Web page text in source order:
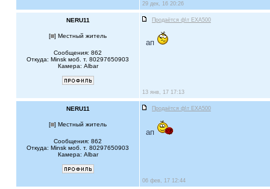
29 дек, 16 20:26
NERU11 Продаётся ф\т EXA500
[ ] Местный житель
Сообщения: 862
Откуда: Minsk моб. т. 80297650903
Камера: Albar
ап
13 янв, 17 17:13
NERU11 Продаётся ф\т EXA500
[ ] Местный житель
Сообщения: 862
Откуда: Minsk моб. т. 80297650903
Камера: Albar
ап
06 фев, 17 12:44